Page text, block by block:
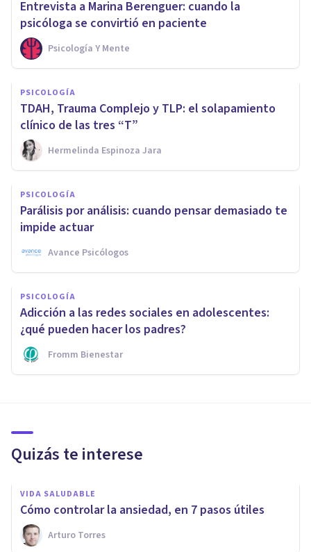
Entrevista a Marina Berenguer: cuando la
psicóloga se convirtió en paciente
Psicología Y Mente
PSICOLOGÍA
TDAH, Trauma Complejo y TLP: el solapamiento
clínico de las tres “T”
Hermelinda Espinoza Jara
PSICOLOGÍA
Parálisis por análisis: cuando pensar demasiado te
impide actuar
Avance Psicólogos
PSICOLOGÍA
Adicción a las redes sociales en adolescentes:
¿qué pueden hacer los padres?
Fromm Bienestar
Quizás te interese
VIDA SALUDABLE
Cómo controlar la ansiedad, en 7 pasos útiles
Arturo Torres